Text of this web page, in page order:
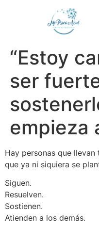
“Estoy
ser
empieza
Hay personas que
que ya ni siquiera se
Siguen.
Resuelven.
Sostienen.
Atienden a los demás.